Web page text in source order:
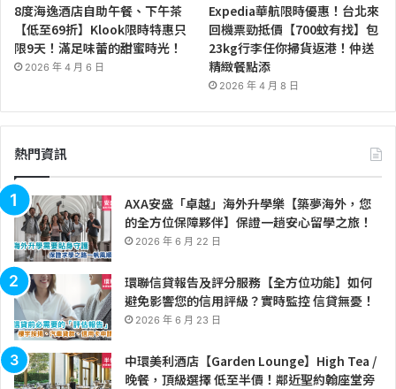
8度海逸酒店自助午餐、下午茶
【低至69折】Klook限時特惠只
限9天！滿足味蕾的甜蜜時光！
2026 年 4 月 6 日
Expedia華航限時優惠！台北來
回機票勁抵價【700蚊有找】包
23kg行李任你掃貨返港！仲送
精緻餐點添
2026 年 4 月 8 日
熱門資訊
AXA安盛「卓越」海外升學樂【築夢海外，您
的全方位保障夥伴】保證一趟安心留學之旅！
2026 年 6 月 22 日
環聯信貸報告及評分服務【全方位功能】如何
避免影響您的信用評級？實時監控 信貸無憂！
2026 年 6 月 23 日
中環美利酒店【Garden Lounge】High Tea /
晚餐，頂級選擇 低至半價！鄰近聖約翰座堂旁